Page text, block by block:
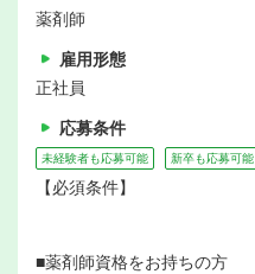
薬剤師
雇用形態
正社員
応募条件
未経験者も応募可能 新卒も応募可能
【必須条件】
■薬剤師資格をお持ちの方